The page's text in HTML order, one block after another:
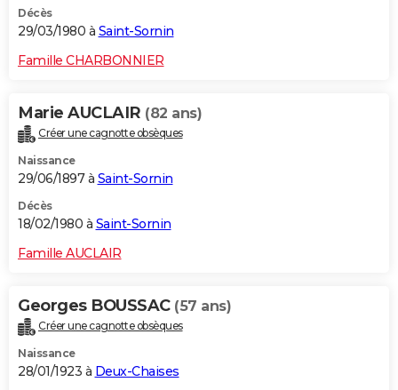
Décès
29/03/1980 à Saint-Sornin
Famille CHARBONNIER
Marie AUCLAIR (82 ans)
Créer une cagnotte obsèques
Naissance
29/06/1897 à Saint-Sornin
Décès
18/02/1980 à Saint-Sornin
Famille AUCLAIR
Georges BOUSSAC (57 ans)
Créer une cagnotte obsèques
Naissance
28/01/1923 à Deux-Chaises